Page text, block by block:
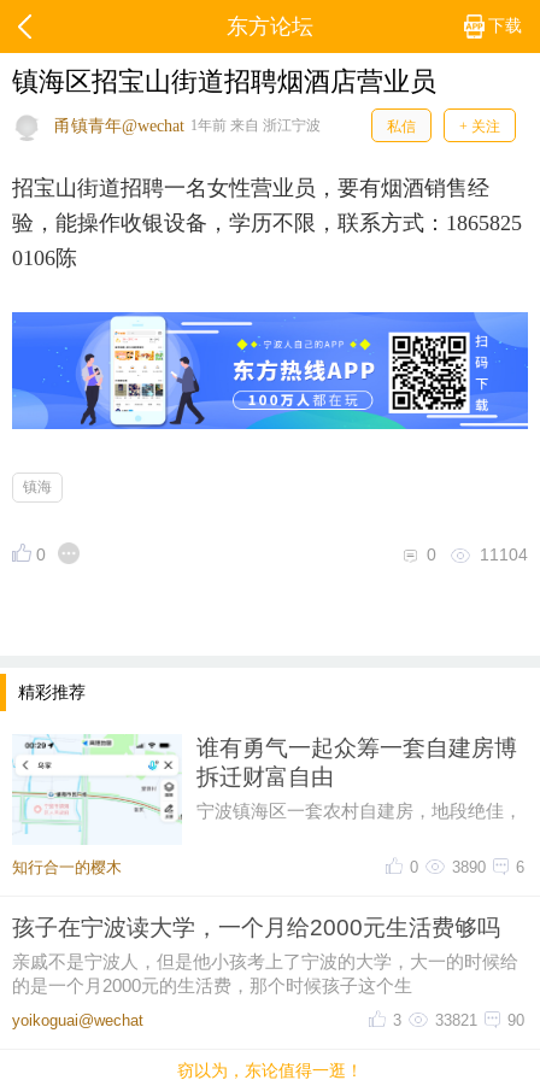
下载
东方论坛
镇海区招宝山街道招聘烟酒店营业员
甬镇青年@wechat 1年前 来自 浙江宁波 私信 + 关注
招宝山街道招聘一名女性营业员，要有烟酒销售经
验，能操作收银设备，学历不限，联系方式：1865825
0106陈
镇海
0 11104
0
精彩推荐
谁有勇气一起众筹一套自建房博
拆迁财富自由
宁波镇海区一套农村自建房，地段绝佳，
指日可待。现众筹180万。没拆
知行合一的樱木 6
3890
0
孩子在宁波读大学，一个月给2000元生活费够吗
亲戚不是宁波人，但是他小孩考上了宁波的大学，大一的时候给
的是一个月2000元的生活费，那个时候孩子这个生
yoikoguai@wechat 90
33821
3
窃以为，东论值得一逛！